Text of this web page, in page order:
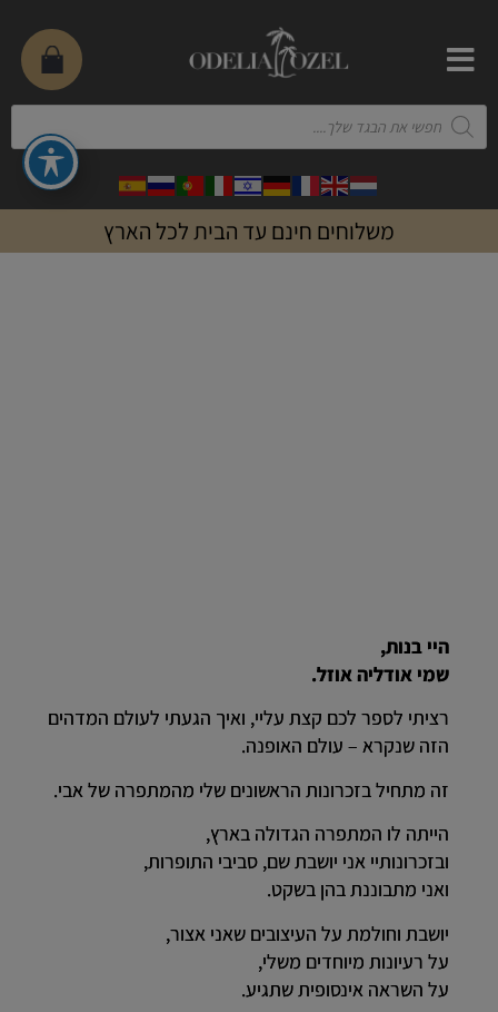
משלוחים חינם עד הבית לכל הארץ
היי בנות,
שמי אודליה אוזל.
רציתי לספר לכם קצת עליי, ואיך הגעתי לעולם המדהים
הזה שנקרא – עולם האופנה.
זה מתחיל בזכרונות הראשונים שלי מהמתפרה של אבי.
הייתה לו המתפרה הגדולה בארץ,
ובזכרונותיי אני יושבת שם, סביבי התופרות,
ואני מתבוננת בהן בשקט.
יושבת וחולמת על העיצובים שאני אצור,
על רעיונות מיוחדים משלי,
על השראה אינסופית שתגיע.